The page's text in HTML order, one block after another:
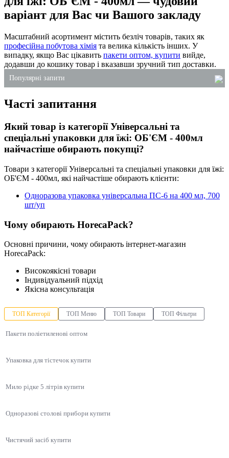
варіант для Вас чи Вашого закладу
Масштабний асортимент містить безліч товарів, таких як
професійна побутова хімія та велика кількість інших. У
випадку, якщо Вас цікавить пакети оптом, купити вийде,
додавши до кошику товар і вказавши зручний тип доставки.
Популярні запити
засоби для унітаза купити
купити стакани пластикові одноразові
коробка вок
пакети паперові
Часті запитання
Який товар із категорії Універсальні та
спеціальні упаковки для їжі: ОБ'ЄМ - 400мл
найчастіше обирають покупці?
Товари з категорії Універсальні та спеціальні упаковки для їжі:
ОБ'ЄМ - 400мл, які найчастіше обирають клієнти:
Одноразова упаковка універсальна ПС-6 на 400 мл, 700
шт/уп
Чому обирають HorecaPack?
Основні причини, чому обирають інтернет-магазин
HorecaPack:
Високоякісні товари
Індивідуальний підхід
Якісна консультація
ТОП Категорії ТОП Меню ТОП Товари ТОП Фільтри
Пакети поліетиленові оптом
Упаковка для тістечок купити
Мило рідке 5 літрів купити
Одноразові столові прибори купити
Чистячий засіб купити